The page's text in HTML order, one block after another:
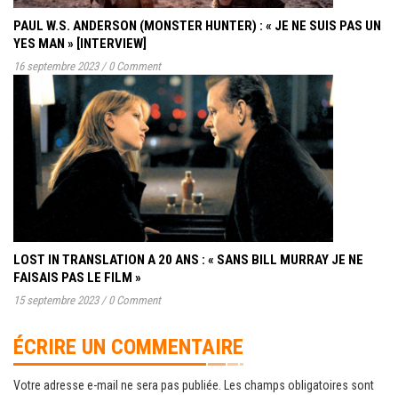
PAUL W.S. ANDERSON (MONSTER HUNTER) : « JE NE SUIS PAS UN
YES MAN » [INTERVIEW]
16 septembre 2023 / 0 Comment
LOST IN TRANSLATION A 20 ANS : « SANS BILL MURRAY JE NE
FAISAIS PAS LE FILM »
15 septembre 2023 / 0 Comment
ÉCRIRE UN COMMENTAIRE
Votre adresse e-mail ne sera pas publiée. Les champs obligatoires sont